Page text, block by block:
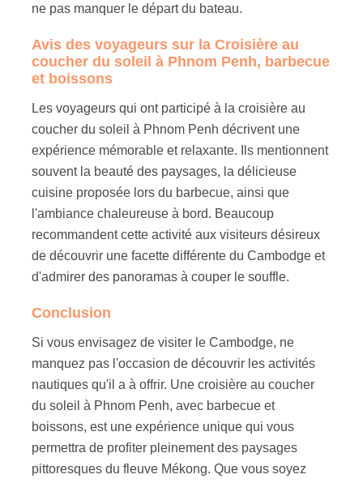
ne pas manquer le départ du bateau.
Avis des voyageurs sur la Croisière au
coucher du soleil à Phnom Penh, barbecue
et boissons
Les voyageurs qui ont participé à la croisière au
coucher du soleil à Phnom Penh décrivent une
expérience mémorable et relaxante. Ils mentionnent
souvent la beauté des paysages, la délicieuse
cuisine proposée lors du barbecue, ainsi que
l'ambiance chaleureuse à bord. Beaucoup
recommandent cette activité aux visiteurs désireux
de découvrir une facette différente du Cambodge et
d'admirer des panoramas à couper le souffle.
Conclusion
Si vous envisagez de visiter le Cambodge, ne
manquez pas l'occasion de découvrir les activités
nautiques qu'il a à offrir. Une croisière au coucher
du soleil à Phnom Penh, avec barbecue et
boissons, est une expérience unique qui vous
permettra de profiter pleinement des paysages
pittoresques du fleuve Mékong. Que vous soyez